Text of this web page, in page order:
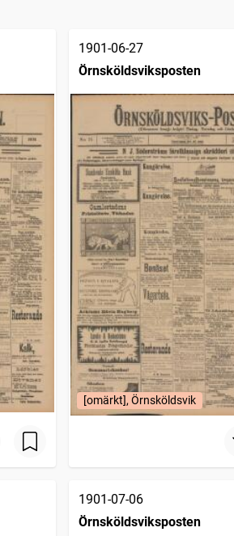
1901-06-27
Örnsköldsviksposten
[omärkt], Örnsköldsvik
1901-07-06
Örnsköldsviksposten